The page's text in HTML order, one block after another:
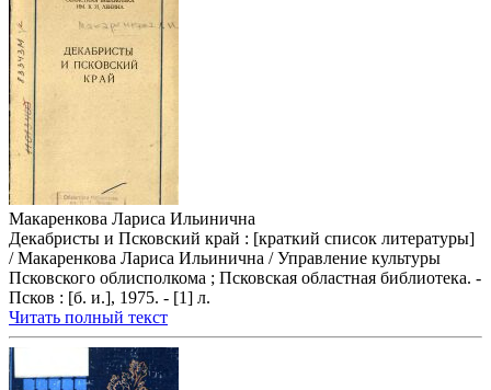
Макаренкова Лариса Ильинична
Декабристы и Псковский край : [краткий список литературы]
/ Макаренкова Лариса Ильинична / Управление культуры
Псковского облисполкома ; Псковская областная библиотека. -
Псков : [б. и.], 1975. - [1] л.
Читать полный текст